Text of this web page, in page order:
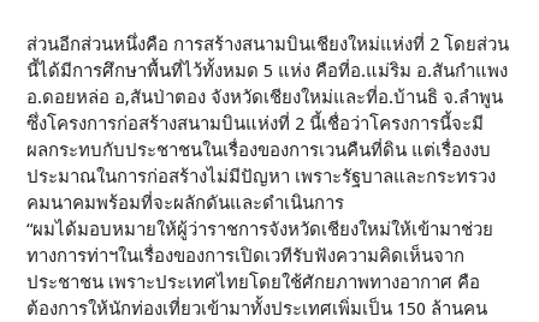
ส่วนอีกส่วนหนึ่งคือ การสร้างสนามบินเชียงใหม่แห่งที่ 2 โดยส่วน
นี้ได้มีการศึกษาพื้นที่ไว้ทั้งหมด 5 แห่ง คือที่อ.แม่ริม อ.สันกำแพง
อ.ดอยหล่อ อ,สันป่าตอง จังหวัดเชียงใหม่และที่อ.บ้านธิ จ.ลำพูน
ซึ่งโครงการก่อสร้างสนามบินแห่งที่ 2 นี้เชื่อว่าโครงการนี้จะมี
ผลกระทบกับประชาชนในเรื่องของการเวนคืนที่ดิน แต่เรื่องงบ
ประมาณในการก่อสร้างไม่มีปัญหา เพราะรัฐบาลและกระทรวง
คมนาคมพร้อมที่จะผลักดันและดำเนินการ
“ผมได้มอบหมายให้ผู้ว่าราชการจังหวัดเชียงใหม่ให้เข้ามาช่วย
ทางการท่าฯในเรื่องของการเปิดเวทีรับฟังความคิดเห็นจาก
ประชาชน เพราะประเทศไทยโดยใช้ศักยภาพทางอากาศ คือ
ต้องการให้นักท่องเที่ยวเข้ามาทั้งประเทศเพิ่มเป็น 150 ล้านคน